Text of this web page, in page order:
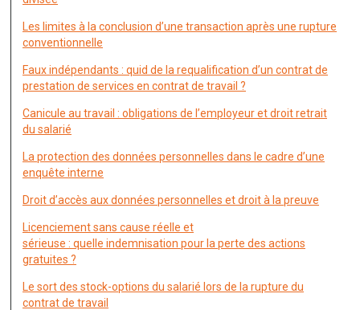
Les limites à la conclusion d’une transaction après une rupture
conventionnelle
Faux indépendants : quid de la requalification d’un contrat de
prestation de services en contrat de travail ?
Canicule au travail : obligations de l’employeur et droit retrait
du salarié
La protection des données personnelles dans le cadre d’une
enquête interne
Droit d’accès aux données personnelles et droit à la preuve
Licenciement sans cause réelle et
sérieuse : quelle indemnisation pour la perte des actions
gratuites ?
Le sort des stock-options du salarié lors de la rupture du
contrat de travail